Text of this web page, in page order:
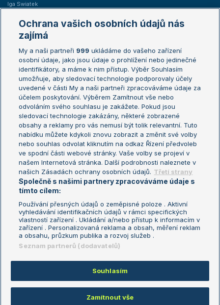
Iga Swiatek
Žebříčky
Žebříček ATP (muži)
Žebříček WTA (ženy)
Sázkařský žebříček
Australian Open
French Open
Wimbledon
US Open
Turnaj mistrů
Turnaj mistryň
Aktualní trendy
Fotbalové přestupy
Livesport Daily
LS Prague Open
Podmínky užití
Nastavení soukromí
GDPR a žurnalistika
Reklama
Kontakt
Informace o zpracování osobních
údajů
Copyright © 2008-2026 TenisPortal.cz. Využíváme zpravodajství ČTK.
Ochrana vašich osobních údajů nás
zajímá
My a naši partneři 999 ukládáme do vašeho zařízení
osobní údaje, jako jsou údaje o prohlížení nebo jedinečné
identifikátory, a máme k nim přístup. Výběr Souhlasím
umožňuje, aby sledovací technologie podporovaly účely
uvedené v části My a naši partneři zpracováváme údaje za
účelem poskytování. Výběrem Zamítnout vše nebo
odvoláním svého souhlasu je zakážete. Pokud jsou
sledovací technologie zakázány, některé zobrazené
obsahy a reklamy pro vás nemusí být tolik relevantní. Tuto
nabídku můžete kdykoli znovu zobrazit a změnit své volby
nebo souhlas odvolat kliknutím na odkaz Řízení předvoleb
ve spodní části webové stránky. Vaše volby se projeví v
našem Internetová stránka. Další podrobnosti naleznete v
našich Zásadách ochrany osobních údajů. Třetí strany
Společně s našimi partnery zpracováváme údaje s
tímto cílem:
Používání přesných údajů o zeměpisné poloze . Aktivní
vyhledávání identifikačních údajů v rámci specifických
vlastností zařízení . Ukládání a/nebo přístup k informacím v
zařízení . Personalizovaná reklama a obsah, měření reklam
a obsahu, průzkum publika a rozvoj služeb .
Seznam partnerů (dodavatelů)
Souhlasím
Zamítnout vše